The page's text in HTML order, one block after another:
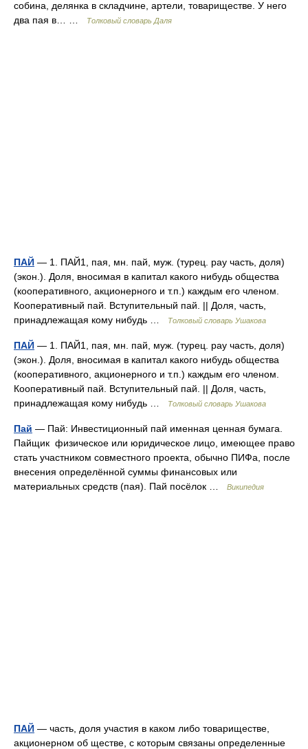
собина, делянка в складчине, артели, товариществе. У него
два пая в… …
Толковый словарь Даля
ПАЙ — 1. ПАЙ1, пая, мн. пай, муж. (турец. рау часть, доля)
(экон.). Доля, вносимая в капитал какого нибудь общества
(кооперативного, акционерного и т.п.) каждым его членом.
Кооперативный пай. Вступительный пай. || Доля, часть,
принадлежащая кому нибудь …
Толковый словарь Ушакова
ПАЙ — 1. ПАЙ1, пая, мн. пай, муж. (турец. рау часть, доля)
(экон.). Доля, вносимая в капитал какого нибудь общества
(кооперативного, акционерного и т.п.) каждым его членом.
Кооперативный пай. Вступительный пай. || Доля, часть,
принадлежащая кому нибудь …
Толковый словарь Ушакова
Пай — Пай: Инвестиционный пай именная ценная бумага.
Пайщик физическое или юридическое лицо, имеющее право
стать участником совместного проекта, обычно ПИФа, после
внесения определённой суммы финансовых или
материальных средств (пая). Пай посёлок …
Википедия
ПАЙ — часть, доля участия в каком либо товариществе,
акционерном об ществе, с которым связаны определенные